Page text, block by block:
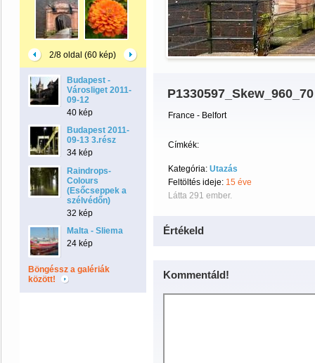
2/8 oldal (60 kép)
Budapest -
Városliget 2011-
09-12
40 kép
Budapest 2011-
09-13 3.rész
34 kép
Raindrops-
Colours
(Esőcseppek a
szélvédőn)
32 kép
Malta - Sliema
24 kép
Böngéssz a galériák
között!
P1330597_Skew_960_70
France - Belfort
Címkék:
Kategória: Utazás
Feltöltés ideje: 15 éve
Látta 291 ember.
Értékeld
Kommentáld!